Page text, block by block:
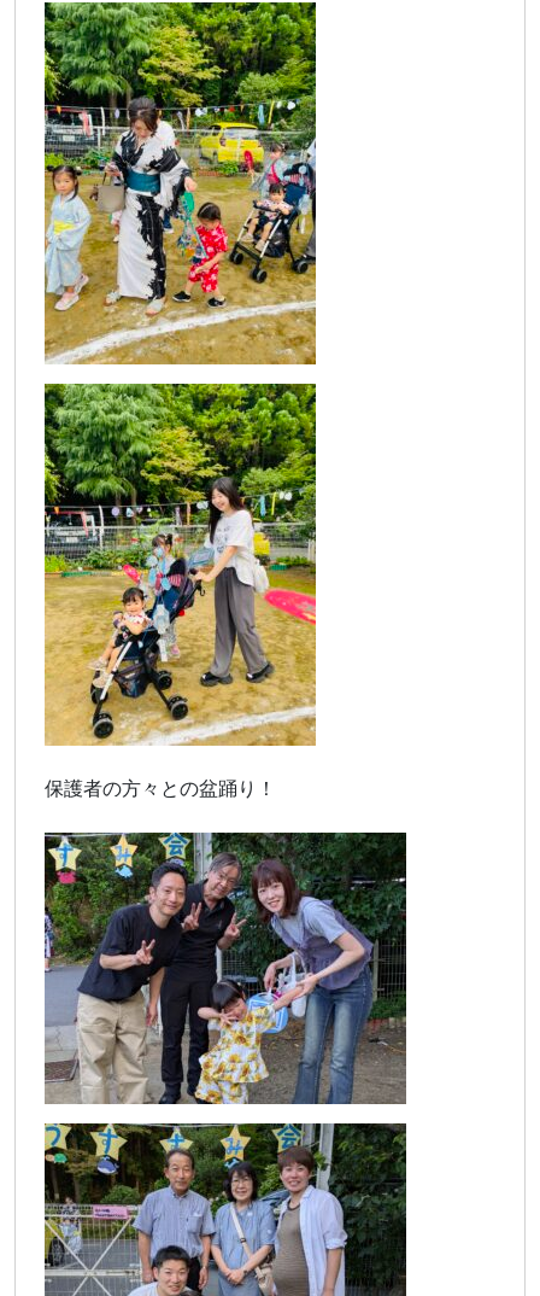
保護者の方々との盆踊り！